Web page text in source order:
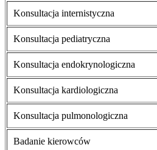
Konsultacja internistyczna
Konsultacja pediatryczna
Konsultacja endokrynologiczna
Konsultacja kardiologiczna
Konsultacja pulmonologiczna
Badanie kierowców